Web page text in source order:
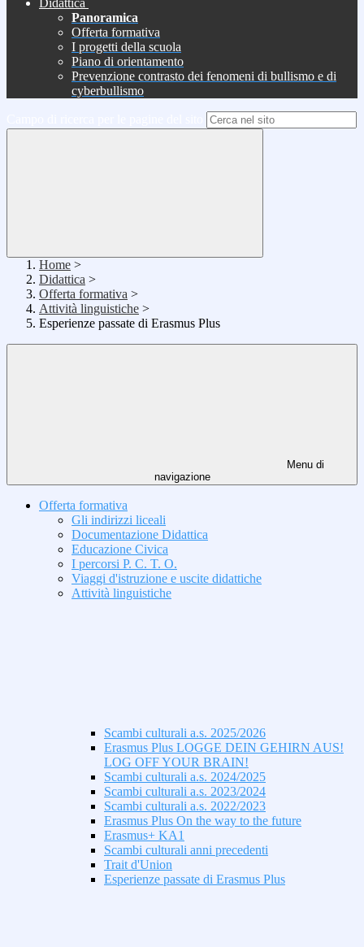
Didattica
Panoramica
Offerta formativa
I progetti della scuola
Piano di orientamento
Prevenzione contrasto dei fenomeni di bullismo e di
cyberbullismo
Home >
Didattica >
Offerta formativa >
Attività linguistiche >
Esperienze passate di Erasmus Plus
Menu di
navigazione
Offerta formativa
Gli indirizzi liceali
Documentazione Didattica
Educazione Civica
I percorsi P. C. T. O.
Viaggi d'istruzione e uscite didattiche
Attività linguistiche
Scambi culturali a.s. 2025/2026
Erasmus Plus LOGGE DEIN GEHIRN AUS!
LOG OFF YOUR BRAIN!
Scambi culturali a.s. 2024/2025
Scambi culturali a.s. 2023/2024
Scambi culturali a.s. 2022/2023
Erasmus Plus On the way to the future
Erasmus+ KA1
Scambi culturali anni precedenti
Trait d'Union
Esperienze passate di Erasmus Plus